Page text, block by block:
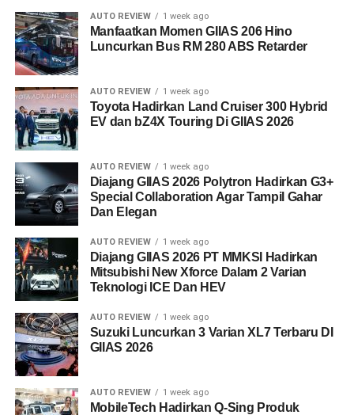
AUTO REVIEW 1 week ago
Manfaatkan Momen GIIAS 206 Hino
Luncurkan Bus RM 280 ABS Retarder
AUTO REVIEW 1 week ago
Toyota Hadirkan Land Cruiser 300 Hybrid
EV dan bZ4X Touring Di GIIAS 2026
AUTO REVIEW 1 week ago
Diajang GIIAS 2026 Polytron Hadirkan G3+
Special Collaboration Agar Tampil Gahar
Dan Elegan
AUTO REVIEW 1 week ago
Diajang GIIAS 2026 PT MMKSI Hadirkan
Mitsubishi New Xforce Dalam 2 Varian
Teknologi ICE Dan HEV
AUTO REVIEW 1 week ago
Suzuki Luncurkan 3 Varian XL7 Terbaru DI
GIIAS 2026
AUTO REVIEW 1 week ago
MobileTech Hadirkan Q-Sing Produk